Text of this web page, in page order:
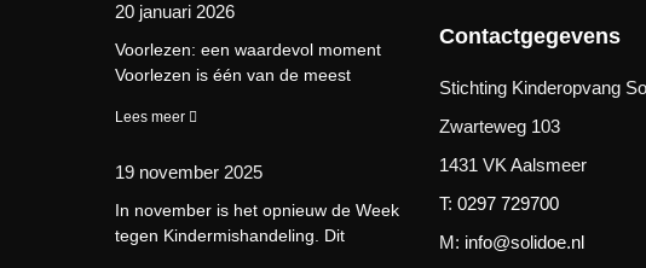
20 januari 2026
Voorlezen: een waardevol moment
Voorlezen is één van de meest
Lees meer
19 november 2025
In november is het opnieuw de Week
tegen Kindermishandeling. Dit
Contactgegevens
Stichting Kinderopvang
Zwarteweg 103
1431 VK Aalsmeer
T:0297 729700
M: info@solidoe.nl